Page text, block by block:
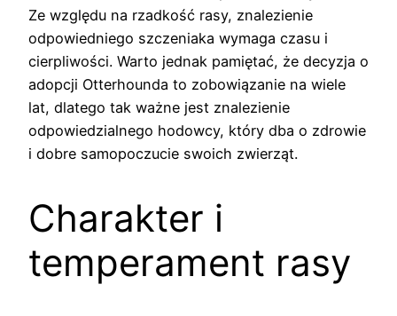
Ze względu na rzadkość rasy, znalezienie
odpowiedniego szczeniaka wymaga czasu i
cierpliwości. Warto jednak pamiętać, że decyzja o
adopcji Otterhounda to zobowiązanie na wiele
lat, dlatego tak ważne jest znalezienie
odpowiedzialnego hodowcy, który dba o zdrowie
i dobre samopoczucie swoich zwierząt.
Charakter i
temperament rasy